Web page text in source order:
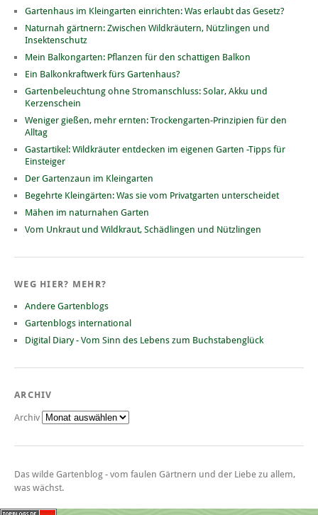
Gartenhaus im Kleingarten einrichten: Was erlaubt das Gesetz?
Naturnah gärtnern: Zwischen Wildkräutern, Nützlingen und
Insektenschutz
Mein Balkongarten: Pflanzen für den schattigen Balkon
Ein Balkonkraftwerk fürs Gartenhaus?
Gartenbeleuchtung ohne Stromanschluss: Solar, Akku und
Kerzenschein
Weniger gießen, mehr ernten: Trockengarten-Prinzipien für den
Alltag
Gastartikel: Wildkräuter entdecken im eigenen Garten -Tipps für
Einsteiger
Der Gartenzaun im Kleingarten
Begehrte Kleingärten: Was sie vom Privatgarten unterscheidet
Mähen im naturnahen Garten
Vom Unkraut und Wildkraut, Schädlingen und Nützlingen
WEG HIER? MEHR?
Andere Gartenblogs
Gartenblogs international
Digital Diary - Vom Sinn des Lebens zum Buchstabenglück
ARCHIV
Archiv
Das wilde Gartenblog - vom faulen Gärtnern und der Liebe zu allem,
was wächst.